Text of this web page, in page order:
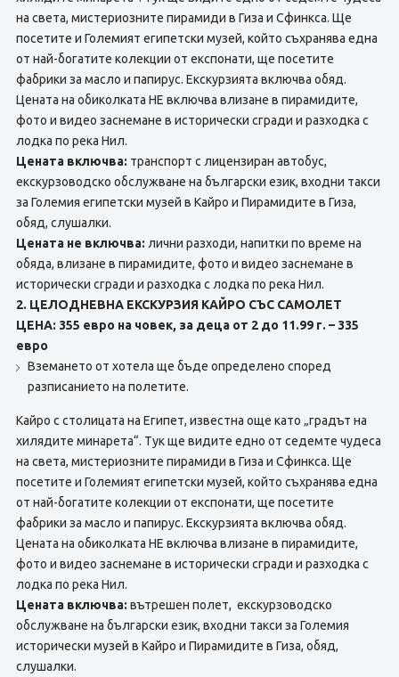
на света, мистериозните пирамиди в Гиза и Сфинкса. Ще
посетите и Големият египетски музей, който съхранява една
от най-богатите колекции от експонати, ще посетите
фабрики за масло и папирус. Екскурзията включва обяд.
Цената на обиколката НЕ включва влизане в пирамидите,
фото и видео заснемане в исторически сгради и разходка с
лодка по река Нил.
Цената включва: транспорт с лицензиран автобус,
екскурзоводско обслужване на български език, входни такси
за Големия египетски музей в Кайро и Пирамидите в Гиза,
обяд, слушалки.
Цената не включва: лични разходи, напитки по време на
обяда, влизане в пирамидите, фото и видео заснемане в
исторически сгради и разходка с лодка по река Нил.
2. ЦЕЛОДНЕВНА ЕКСКУРЗИЯ КАЙРО СЪС САМОЛЕТ
ЦЕНА: 355 евро на човек, за деца от 2 до 11.99 г. – 335
евро
Вземането от хотела ще бъде определено според
разписанието на полетите.
Кайро с столицата на Египет, известна още като „градът на
хилядите минарета“. Тук ще видите едно от седемте чудеса
на света, мистериозните пирамиди в Гиза и Сфинкса. Ще
посетите и Големият египетски музей, който съхранява една
от най-богатите колекции от експонати, ще посетите
фабрики за масло и папирус. Екскурзията включва обяд.
Цената на обиколката НЕ включва влизане в пирамидите,
фото и видео заснемане в исторически сгради и разходка с
лодка по река Нил.
Цената включва: вътрешен полет, екскурзоводско
обслужване на български език, входни такси за Големия
исторически музей в Кайро и Пирамидите в Гиза, обяд,
слушалки.